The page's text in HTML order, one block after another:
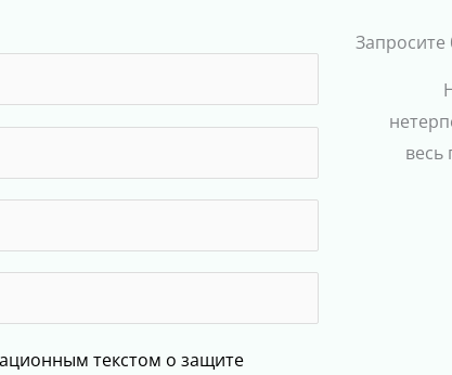
текстом о защите
весь